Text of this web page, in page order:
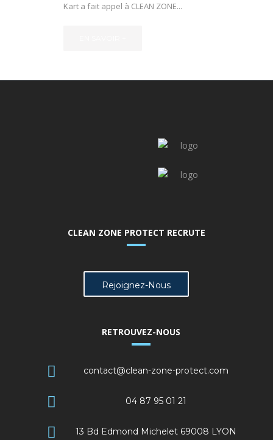
Kart a fait appel à CLEAN ZONE...
CLEAN ZONE PROTECT RECRUTE
Rejoignez-Nous
RETROUVEZ-NOUS
contact@clean-zone-protect.com
04 87 95 01 21
13 Bd Edmond Michelet 69008 LYON